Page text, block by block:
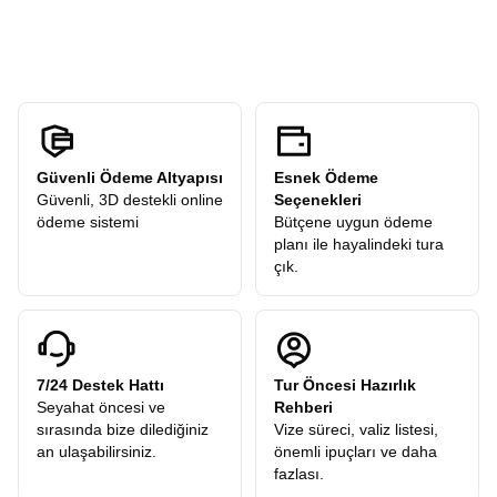
Güvenli Ödeme Altyapısı
Güvenli, 3D destekli online
ödeme sistemi
Esnek Ödeme
Seçenekleri
Bütçene uygun ödeme
planı ile hayalindeki tura
çık.
7/24 Destek Hattı
Seyahat öncesi ve
sırasında bize dilediğiniz
an ulaşabilirsiniz.
Tur Öncesi Hazırlık
Rehberi
Vize süreci, valiz listesi,
önemli ipuçları ve daha
fazlası.